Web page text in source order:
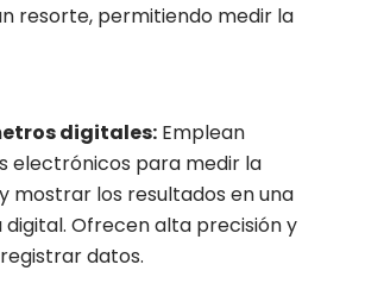
resorte, permitiendo medir la
digitales:Emplean
electrónicos para medir la
mostrar los resultados en una
Ofrecen alta precisión y
datos.